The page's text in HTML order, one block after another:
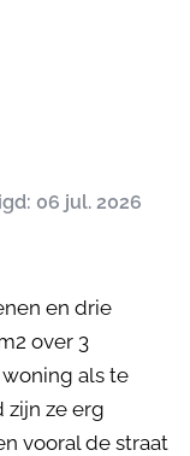
06 jul. 2026
en drie
over 3
als te
zijn ze erg
vooral de straat